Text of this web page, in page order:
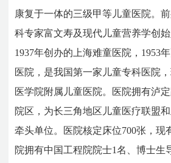
康复于一体的三级甲等儿童医院。
科专家富文寿及现代儿童营养学创
1937年创办的上海难童医院，1953
医院，是我国第一家儿童专科医院
医学院附属儿童医院。医院拥有泸
院区，为长三角地区儿童医疗联盟
牵头单位。医院核定床位700张，现
院拥有中国工程院院士1名、博士生